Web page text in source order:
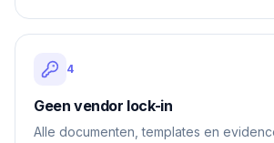
4
Geen vendor lock-in
Alle documenten, templates en